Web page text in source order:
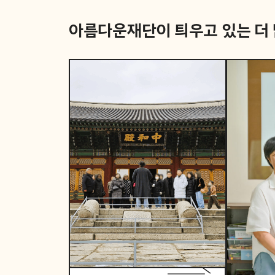
아름다운재단이 틔우고 있는 더